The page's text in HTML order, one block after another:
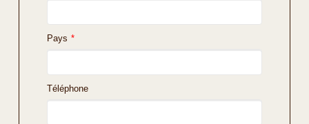
Pays *
Téléphone